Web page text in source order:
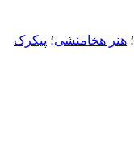
؛ هنر هخامنشی؛ پیکرک